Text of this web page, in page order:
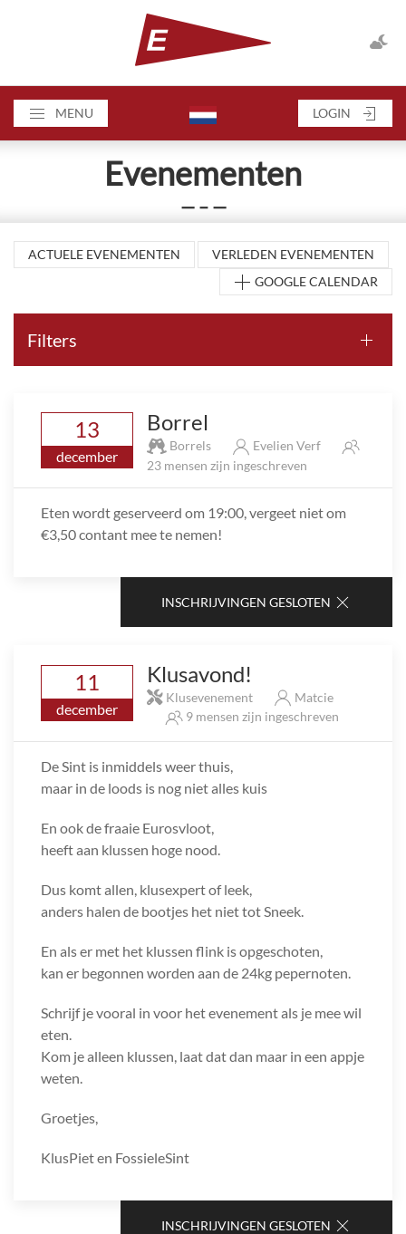
MENU LOGIN
Evenementen
— – —
ACTUELE EVENEMENTEN
VERLEDEN EVENEMENTEN
GOOGLE CALENDAR
Filters
13
december
Borrel
Borrels
Evelien Verf
23 mensen zijn ingeschreven
Eten wordt geserveerd om 19:00, vergeet niet om
€3,50 contant mee te nemen!
INSCHRIJVINGEN GESLOTEN
11
december
Klusavond!
Klusevenement
Matcie
9 mensen zijn ingeschreven
De Sint is inmiddels weer thuis,
maar in de loods is nog niet alles kuis
En ook de fraaie Eurosvloot,
heeft aan klussen hoge nood.
Dus komt allen, klusexpert of leek,
anders halen de bootjes het niet tot Sneek.
En als er met het klussen flink is opgeschoten,
kan er begonnen worden aan de 24kg pepernoten.
Schrijf je vooral in voor het evenement als je mee wil
eten.
Kom je alleen klussen, laat dat dan maar in een appje
weten.
Groetjes,
KlusPiet en FossieleSint
INSCHRIJVINGEN GESLOTEN